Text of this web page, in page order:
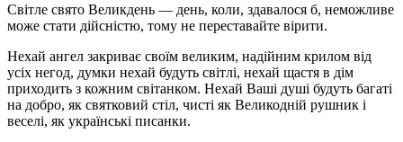
Світле свято Великдень — день, коли, здавалося б, неможливе
може стати дійсністю, тому не переставайте вірити.
Нехай ангел закриває своїм великим, надійним крилом від
усіх негод, думки нехай будуть світлі, нехай щастя в дім
приходить з кожним світанком. Нехай Ваші душі будуть багаті
на добро, як святковий стіл, чисті як Великодній рушник і
веселі, як українські писанки.